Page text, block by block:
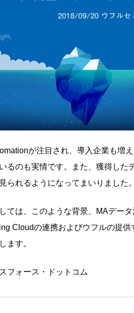
が注目され、導入企業も増
るのも実情です。また、獲得した
られるようになってまいりました。
ては、このような背景、MAデー
Cloudの連携およびウフルの提
ます。
フォース・ドットコム